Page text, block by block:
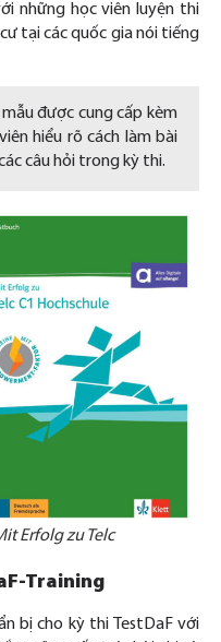
những học viên luyện thi
tại các quốc gia nói tiếng
được cung cấp kèm
hiểu rõ cách làm bài
câu hỏi trong kỳ thi.
Erfolg zu Telc
Training
bị cho kỳ thi TestDaF với